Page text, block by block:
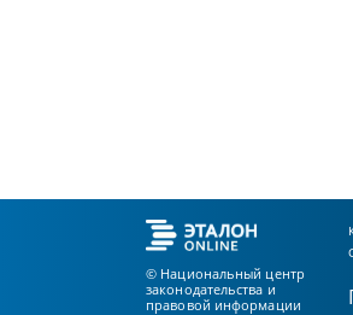
© Национальный центр
законодательства и
правовой информации